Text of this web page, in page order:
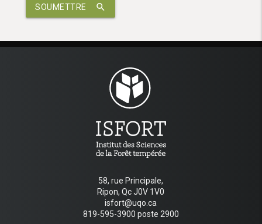
search
SOUMETTRE
58, rue Principale,
Ripon, Qc J0V 1V0
isfort@uqo.ca
819-595-3900 poste 2900